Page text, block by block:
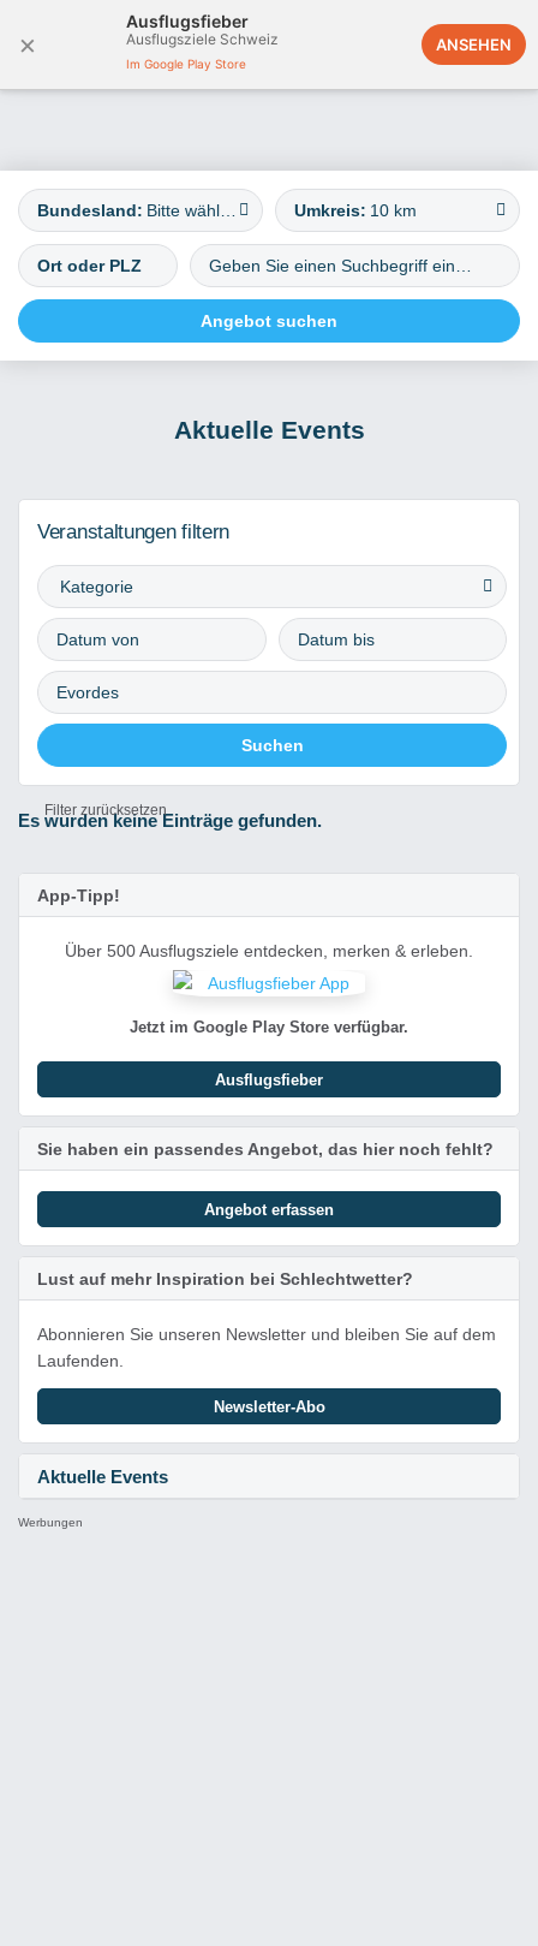
×
Ausflugsfieber
Ausflugsziele Schweiz
Im Google Play Store
ANSEHEN
Deutschland
Bundesland: Umkreis: 10 km
Aktuelle Events
Veranstaltungen filtern
Filter zurücksetzen
Kategorie
Es wurden keine Einträge gefunden.
Aktuelle Events
App-Tipp!
Über 500 Ausflugsziele entdecken, merken & erleben.
Jetzt im Google Play Store verfügbar.
Ausflugsfieber
Sie haben ein passendes Angebot, das hier noch fehlt?
Angebot erfassen
Lust auf mehr Inspiration bei Schlechtwetter?
Abonnieren Sie unseren Newsletter und bleiben Sie auf dem
Laufenden.
Newsletter-Abo
Werbungen